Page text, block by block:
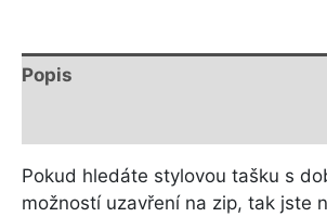
Popis
Pokud hledáte stylovou tašku s
možností uzavření na zip, tak jste